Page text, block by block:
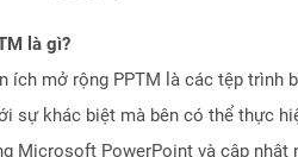
là gì?
ích mở rộng PPTM là các tệp
sự khác biệt mà bên có thể thực
Microsoft PowerPoint và cập